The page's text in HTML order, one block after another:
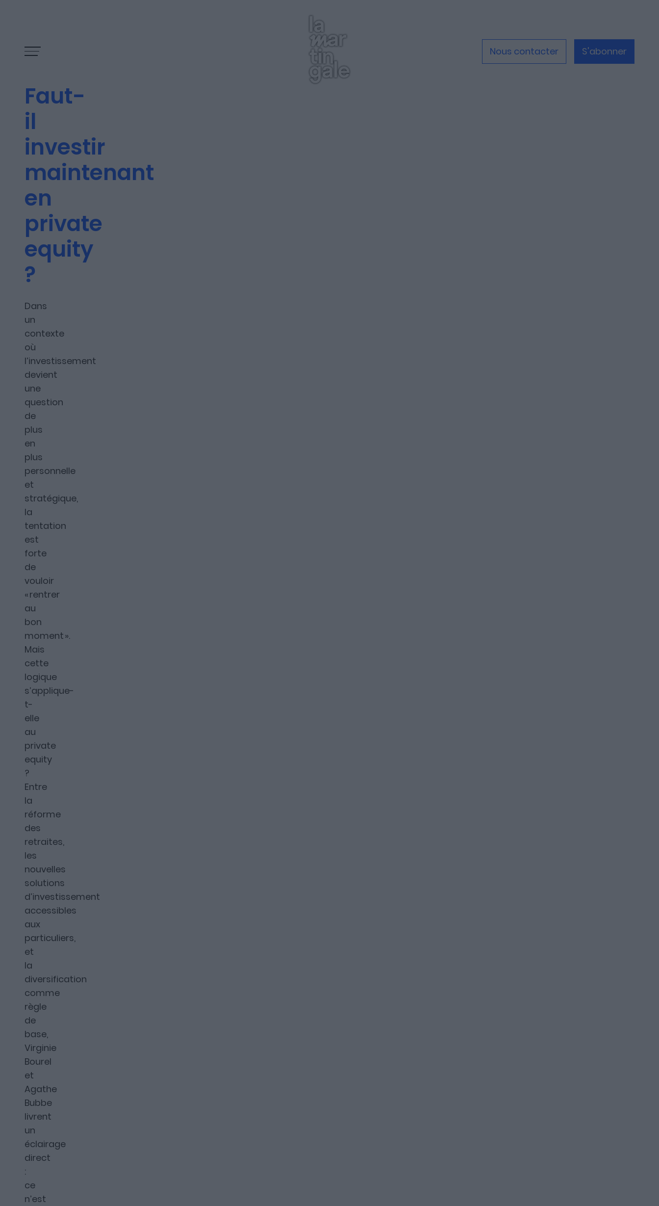
Nous contacter S'abonner
Les articles
Faut-
il
investir
maintenant
en
private
equity
?
Dans
un
contexte
où
l’investissement
devient
une
question
de
plus
en
plus
personnelle
et
stratégique,
la
tentation
est
forte
de
vouloir
« rentrer
au
bon
moment ».
Mais
cette
logique
s’applique-
t-
elle
au
private
equity
?
Entre
la
réforme
des
retraites,
les
nouvelles
solutions
d’investissement
accessibles
aux
particuliers,
et
la
diversification
comme
règle
de
base,
Virginie
Bourel
et
Agathe
Bubbe
livrent
un
éclairage
direct
:
ce
n’est